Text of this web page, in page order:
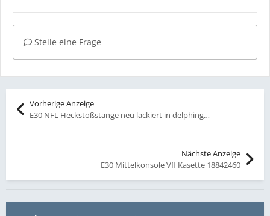
Stelle eine Frage
Vorherige Anzeige
E30 NFL Heckstoßstange neu lackiert in delphingraumetallic
Nächste Anzeige
E30 Mittelkonsole Vfl Kasette 18842460